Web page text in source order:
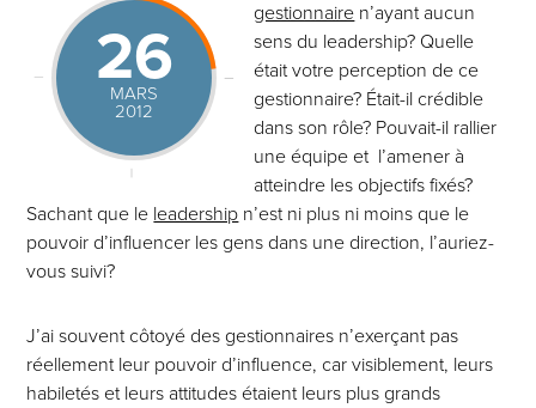
26
MARS
2012
gestionnaire n’ayant aucun
sens du leadership? Quelle
était votre perception de ce
gestionnaire? Était-il crédible
dans son rôle? Pouvait-il rallier
une équipe et l’amener à
atteindre les objectifs fixés?
Sachant que le leadership n’est ni plus ni moins que le
pouvoir d’influencer les gens dans une direction, l’auriez-
vous suivi?
J’ai souvent côtoyé des gestionnaires n’exerçant pas
réellement leur pouvoir d’influence, car visiblement, leurs
habiletés et leurs attitudes étaient leurs plus grands